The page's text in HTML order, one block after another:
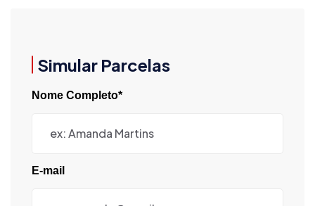
Simular Parcelas
Nome Completo*
E-mail